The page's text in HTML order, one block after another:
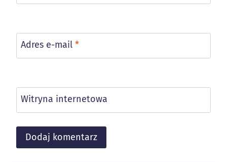
Adres e-mail *
Witryna internetowa